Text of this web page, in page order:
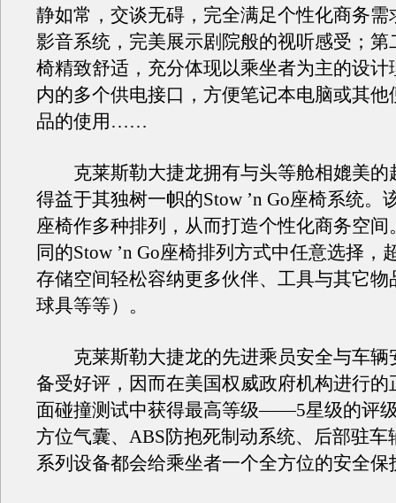
静如常，交谈无碍，完全满足个性化商务需
影音系统，完美展示剧院般的视听感受；第
椅精致舒适，充分体现以乘坐者为主的设计
内的多个供电接口，方便笔记本电脑或其他
品的使用……
克莱斯勒大捷龙拥有与头等舱相媲美的
得益于其独树一帜的Stow ’n Go座椅系统。
座椅作多种排列，从而打造个性化商务空间
同的Stow ’n Go座椅排列方式中任意选择，
存储空间轻松容纳更多伙伴、工具与其它物
球具等等）。
克莱斯勒大捷龙的先进乘员安全与车辆
备受好评，因而在美国权威政府机构进行的
面碰撞测试中获得最高等级——5星级的评
方位气囊、ABS防抱死制动系统、后部驻车
系列设备都会给乘坐者一个全方位的安全保